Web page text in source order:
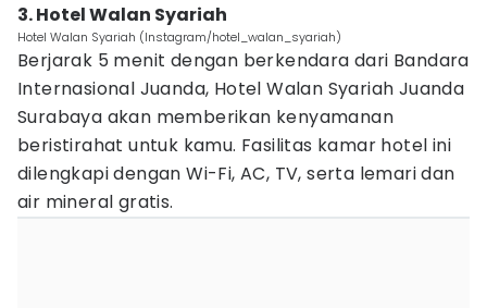
3. Hotel Walan Syariah
Hotel Walan Syariah (Instagram/hotel_walan_syariah)
Berjarak 5 menit dengan berkendara dari Bandara
Internasional Juanda, Hotel Walan Syariah Juanda
Surabaya akan memberikan kenyamanan
beristirahat untuk kamu. Fasilitas kamar hotel ini
dilengkapi dengan Wi-Fi, AC, TV, serta lemari dan
air mineral gratis.